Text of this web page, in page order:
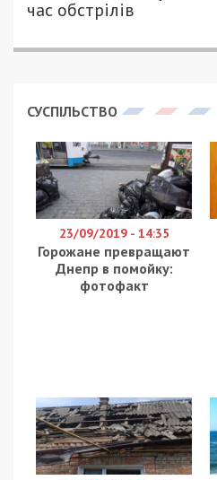
час обстрілів
СУСПІЛЬСТВО
23/09/2019 - 14:35
Горожане превращают
Днепр в помойку:
фотофакт